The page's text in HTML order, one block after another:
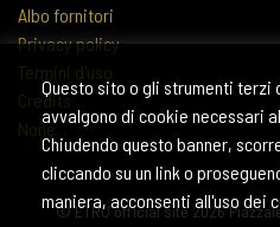
Questo sito o gli strumenti terzi
avvalgono di cookie necessari
Chiudendo questo banner,
cliccando su un link o
maniera, acconsenti all'uso dei
Albo fornitori
Privacy policy
Termini d'uso
Credits
None
© ETRU official site 2026